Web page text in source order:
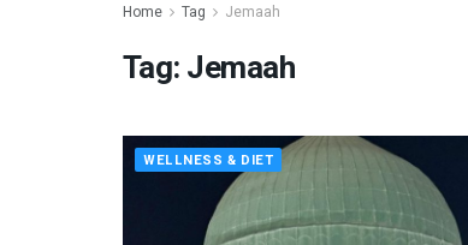
Home Tag Jemaah
Tag:Jemaah
WELLNESS & DIET